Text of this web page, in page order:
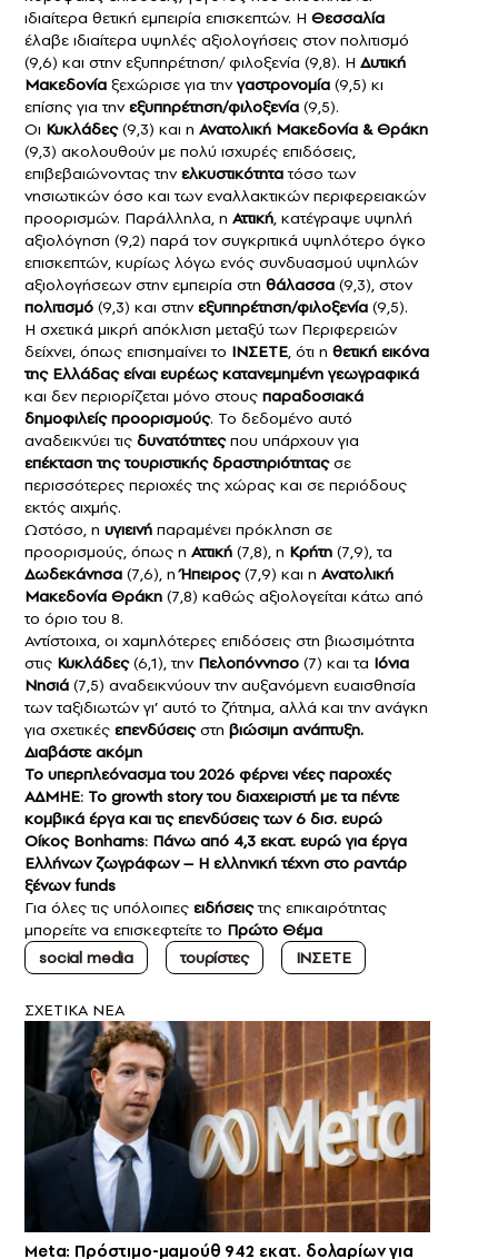
ιδιαίτερα θετική εμπειρία επισκεπτών. Η Θεσσαλία
έλαβε ιδιαίτερα υψηλές αξιολογήσεις στον πολιτισμό
(9,6) και στην εξυπηρέτηση/ φιλοξενία (9,8). Η Δυτική
Μακεδονία ξεχώρισε για τηνγαστρονομία (9,5) κι
επίσης για τηνεξυπηρέτηση/φιλοξενία (9,5).
Οι Κυκλάδες(9,3) και η Ανατολική Μακεδονία & Θράκη
(9,3) ακολουθούν με πολύ ισχυρές επιδόσεις,
επιβεβαιώνοντας τηνελκυστικότητατόσο των
νησιωτικών όσο και των εναλλακτικών περιφερειακών
προορισμών. Παράλληλα, η Αττική, κατέγραψε υψηλή
αξιολόγηση (9,2) παρά τον συγκριτικά υψηλότερο όγκο
επισκεπτών, κυρίως λόγω ενός συνδυασμού υψηλών
αξιολογήσεων στην εμπειρία στη θάλασσα (9,3), στον
πολιτισμό (9,3) και στηνεξυπηρέτηση/φιλοξενία (9,5).
Η σχετικά μικρή απόκλιση μεταξύ των Περιφερειών
δείχνει, όπως επισημαίνει το ΙΝΣΕΤΕ, ότι η θετική εικόνα
της Ελλάδας είναι ευρέως κατανεμημένη γεωγραφικά
και δεν περιορίζεται μόνο στους παραδοσιακά
δημοφιλείς προορισμούς. Το δεδομένο αυτό
αναδεικνύει τις δυνατότητεςπου υπάρχουν για
επέκταση της τουριστικής δραστηριότηταςσε
περισσότερες περιοχές της χώρας και σε περιόδους
εκτός αιχμής.
Ωστόσο, η υγιεινή παραμένει πρόκληση σε
προορισμούς, όπως η Αττική (7,8), η Κρήτη (7,9), τα
Δωδεκάνησα (7,6), ηΉπειρος(7,9) και η Ανατολική
Μακεδονία Θράκη (7,8) καθώς αξιολογείται κάτω από
το όριο του 8.
Αντίστοιχα, οι χαμηλότερες επιδόσεις στη βιωσιμότητα
στις Κυκλάδες(6,1), την Πελοπόννησο (7) και τα Ιόνια
Νησιά (7,5) αναδεικνύουν την αυξανόμενη ευαισθησία
των ταξιδιωτών γι’ αυτό το ζήτημα, αλλά και την ανάγκη
για σχετικές επενδύσειςστη βιώσιμη ανάπτυξη.
Διαβάστε ακόμη
Το υπερπλεόνασμα του 2026 φέρνει νέες παροχές
ΑΔΜΗΕ: Το growth story του διαχειριστή με τα πέντε
κομβικά έργα και τις επενδύσεις των 6 δισ. ευρώ
Οίκος Bonhams: Πάνω από 4,3 εκατ. ευρώ για έργα
Ελλήνων ζωγράφων – Η ελληνική τέχνη στο ραντάρ
ξένων funds
Για όλες τις υπόλοιπες ειδήσειςτης επικαιρότητας
μπορείτε να επισκεφτείτε το Πρώτο Θέμα
social media
τουρίστες ΙΝΣΕΤΕ
ΣXETIKA NEA
Meta: Πρόστιμο-μαμούθ 942 εκατ. δολαρίων για